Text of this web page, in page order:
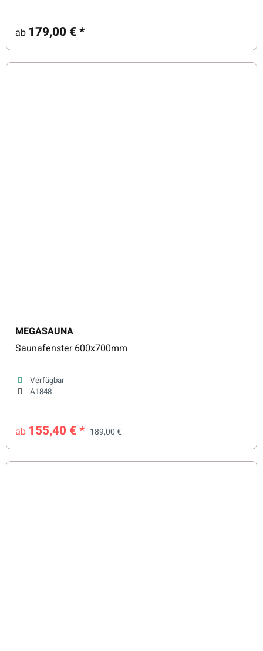
ab 179,00 €*
MEGASAUNA
Saunafenster 600x700mm
Verfügbar
A1848
ab 155,40 €* 189,00 €